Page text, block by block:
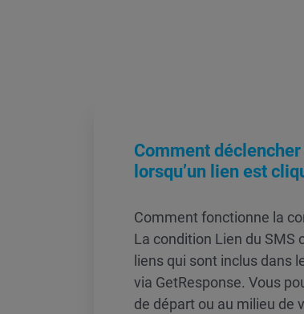
Comment
lorsqu’un lien est
Comment fonctionne la
La condition Lien du SMS
liens qui sont inclus dans
via GetResponse. Vous
de départ ou au milieu de